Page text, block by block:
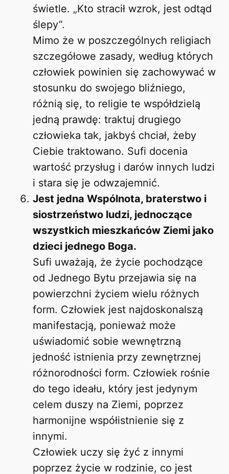
świetle. „Kto stracił wzrok, jest odtąd
ślepy”.
Mimo że w poszczególnych religiach
szczegółowe zasady, według których
człowiek powinien się zachowywać w
stosunku do swojego bliźniego,
różnią się, to religie te współdzielą
jedną prawdę: traktuj drugiego
człowieka tak, jakbyś chciał, żeby
Ciebie traktowano. Sufi docenia
wartość przysług i darów innych ludzi
i stara się je odwzajemnić.
Jest jedna Wspólnota, braterstwo i
siostrzeństwo ludzi, jednoczące
wszystkich mieszkańców Ziemi jako
dzieci jednego Boga.
Sufi uważają, że życie pochodzące
od Jednego Bytu przejawia się na
powierzchni życiem wielu różnych
form. Człowiek jest najdoskonalszą
manifestacją, ponieważ może
uświadomić sobie wewnętrzną
jedność istnienia przy zewnętrznej
różnorodności form. Człowiek rośnie
do tego ideału, który jest jedynym
celem duszy na Ziemi, poprzez
harmonijne współistnienie się z
innymi.
Człowiek uczy się żyć z innymi
poprzez życie w rodzinie, co jest